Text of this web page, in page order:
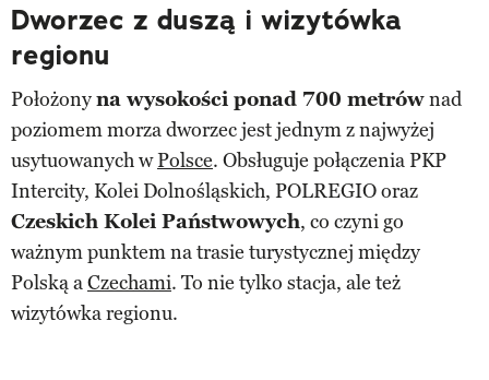
Dworzec z duszą i wizytówka
regionu
Położonyna wysokości ponad 700 metrównad
poziomem morza dworzec jest jednym z najwyżej
usytuowanych wPolsce. Obsługuje połączenia PKP
Intercity, Kolei Dolnośląskich, POLREGIO oraz
Czeskich Kolei Państwowych, co czyni go
ważnym punktem na trasie turystycznej między
Polską aCzechami. To nie tylko stacja, ale też
wizytówka regionu.